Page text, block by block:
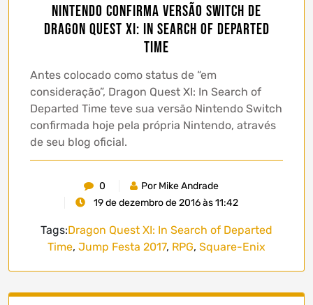
Nintendo confirma versão Switch de
Dragon Quest XI: In Search of Departed
Time
Antes colocado como status de “em
consideração”, Dragon Quest XI: In Search of
Departed Time teve sua versão Nintendo Switch
confirmada hoje pela própria Nintendo, através
de seu blog oficial.
0
Por Mike Andrade
19 de dezembro de 2016 às 11:42
Tags:Dragon Quest XI: In Search of Departed
Time, Jump Festa 2017, RPG, Square-Enix